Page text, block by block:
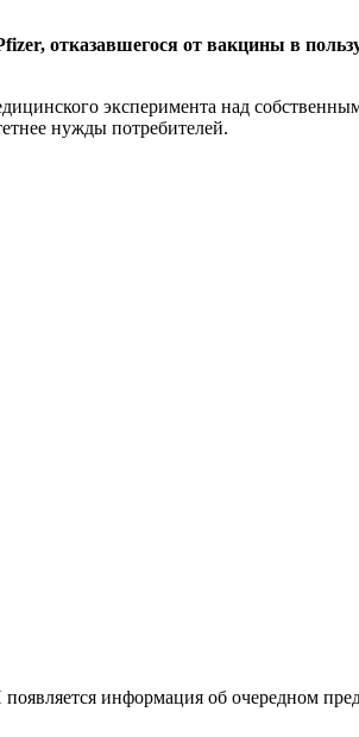
отказавшегося от вакцины в
эксперимента над
нужды потребителей.
информация об очередном